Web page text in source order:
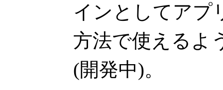
インとしてアプ
方法で使えるよ
(開発中)。